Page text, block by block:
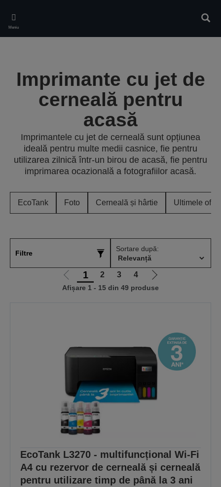
main
content
Meniu
Imprimante cu jet de
cerneală pentru
acasă
Imprimantele cu jet de cerneală sunt opțiunea
ideală pentru multe medii casnice, fie pentru
utilizarea zilnică într-un birou de acasă, fie pentru
imprimarea ocazională a fotografiilor acasă.
EcoTank Foto Cerneală și hârtie Ultimele
Filtre
Sortare după:
Mergi
la
1 2 3 4
Mergi
la
Afișare 1 - 15 din 49 produse
EcoTank L3270 - multifuncțional Wi-Fi
A4 cu rezervor de cerneală și cerneală
pentru utilizare timp de până la 3 ani